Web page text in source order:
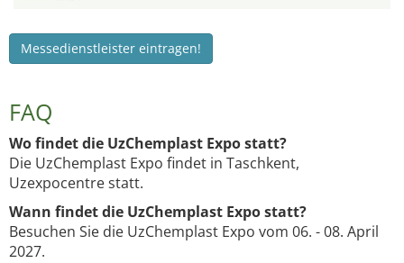
Messedienstleister eintragen!
FAQ
Wo findet die UzChemplast Expo statt?
Die UzChemplast Expo findet in Taschkent,
Uzexpocentre statt.
Wann findet die UzChemplast Expo statt?
Besuchen Sie die UzChemplast Expo vom 06. - 08. April
2027.